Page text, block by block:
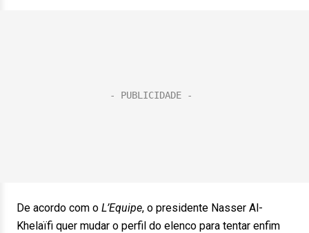
De acordo com o L’Equipe, o presidente Nasser Al-
Khelaïfi quer mudar o perfil do elenco para tentar enfim